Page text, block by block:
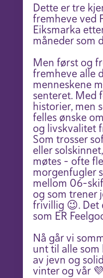
Dette er tre
fremheve ved
Eiksmarka
måneder som
Men først og
fremheve alle
menneskene
senteret. Med
historier, men
felles ønske
og livskvalitet
Som trosser
eller
møtes – ofte
morgenfugler
mellom 06-
og som trener
frivillig 😉. Det
som ER
Nå går vi
unt til alle
av jevn og
vinter og vår 💜